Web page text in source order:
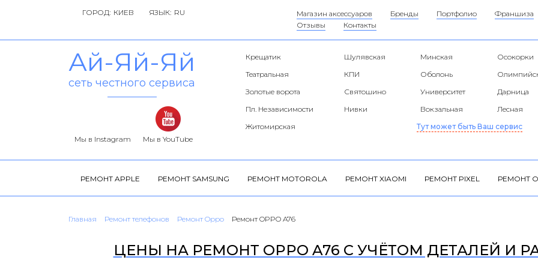
ГОРОД: ЯЗЫК: Магазин аксессуаров Бренды Портфолио Франшиза
Отзывы
Контакты
Ай-Яй-Яй
сеть честного сервиса
Мы в Instagram Мы в YouTube
Крещатик Шулявская Минская
Осокорки
Театральная
КПИ Оболонь
Золотые ворота
Святошино Университет
Дарница
Пл. Независимости
Нивки Вокзальная
Лесная
Житомирская
Тут может быть Ваш сервис
РЕМОНТ APPLE РЕМОНТ SAMSUNG РЕМОНТ MOTOROLA РЕМОНТ XIAOMI РЕМОНТ PIXEL РЕМОНТ
Главная Ремонт телефонов Ремонт Oppo Ремонт OPPO A76
ЦЕНЫ НА РЕМОНТ OPPO A76 С УЧЁТОМ ДЕТАЛЕЙ И